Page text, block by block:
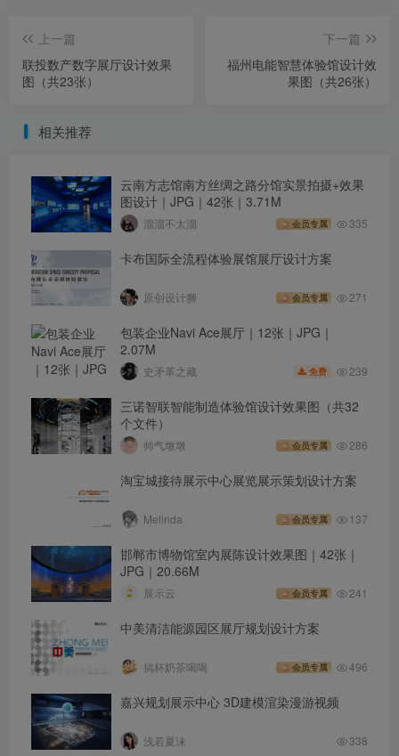
上一篇
联投数产数字展厅设计效果
图（共23张）
下一篇
福州电能智慧体验馆设计效
果图（共26张）
相关推荐
云南方志馆南方丝绸之路分馆实景拍摄+效果
图设计｜JPG｜42张｜3.71M
溜溜不太溜 会员专属 335
卡布国际全流程体验展馆展厅设计方案
原创设计狮 会员专属 271
包装企业Navi Ace展厅｜12张｜JPG｜
2.07M
史矛革之藏 免费 239
三诺智联智能制造体验馆设计效果图（共32
个文件）
帅气墩墩 会员专属 286
淘宝城接待展示中心展览展示策划设计方案
Melinda 会员专属 137
邯郸市博物馆室内展陈设计效果图｜42张｜
JPG｜20.66M
展示云 会员专属 241
中美清洁能源园区展厅规划设计方案
搞杯奶茶喝喝 会员专属 496
嘉兴规划展示中心 3D建模渲染漫游视频
浅若夏沫 338